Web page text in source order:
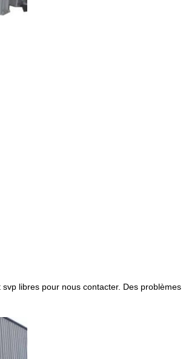
libres pour nous contacter. Des